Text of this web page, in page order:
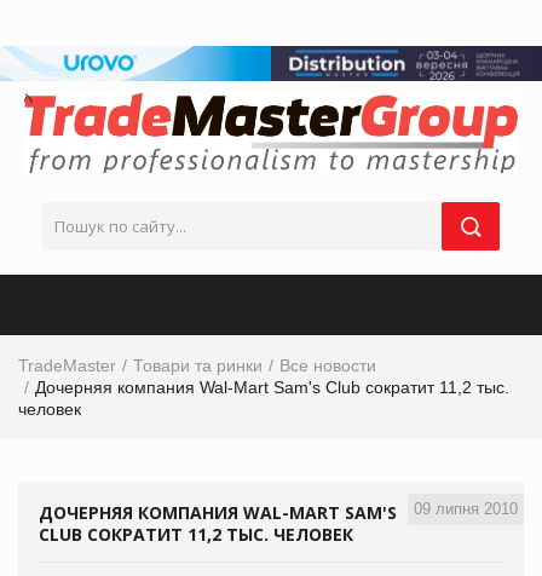
TradeMaster Товари та ринки
Все новости
Дочерняя компания Wal-Mart Sam's Club сократит 11,2 тыс.
человек
09 липня 2010
ДОЧЕРНЯЯ КОМПАНИЯ WAL-MART SAM'S
CLUB СОКРАТИТ 11,2 ТЫС. ЧЕЛОВЕК